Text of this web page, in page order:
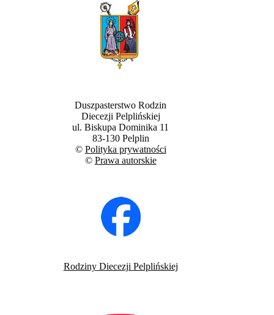
Duszpasterstwo Rodzin
Diecezji Pelplińskiej
ul. Biskupa Dominika 11
83-130 Pelplin
© Polityka prywatności
© Prawa autorskie
Rodziny Diecezji Pelplińskiej